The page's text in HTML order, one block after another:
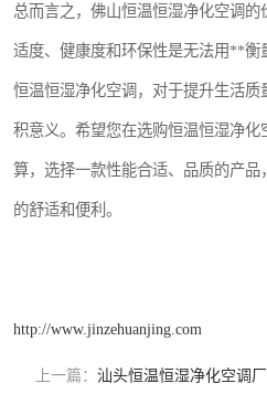
总而言之，佛山恒温恒湿净化空调
适度、健康度和环保性是无法用**衡
恒温恒湿净化空调，对于提升生活
积意义。希望您在选购恒温恒湿净
算，选择一款性能合适、品质的产
的舒适和便利。
http://www.jinzehuanjing.com
上一篇： 汕头恒温恒湿净化空调